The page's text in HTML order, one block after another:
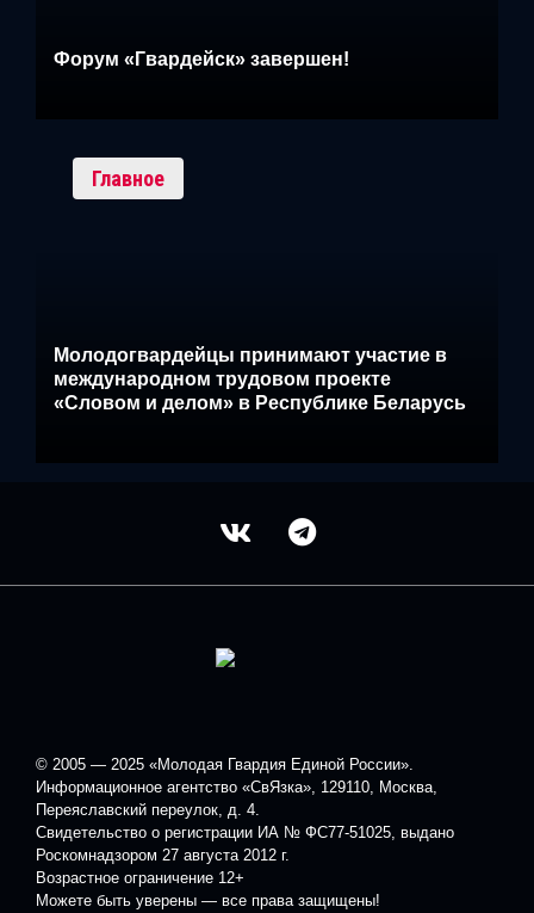
Форум «Гвардейск» завершен!
Главное
Молодогвардейцы принимают участие в
международном трудовом проекте
«Словом и делом» в Республике Беларусь
© 2005 — 2025 «Молодая Гвардия Единой России».
Информационное агентство «СвЯзка», 129110, Москва,
Переяславский переулок, д. 4.
Свидетельство о регистрации ИА № ФС77-51025, выдано
Роскомнадзором 27 августа 2012 г.
Возрастное ограничение 12+
Можете быть уверены — все права защищены!